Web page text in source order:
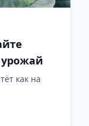
урожай
как на